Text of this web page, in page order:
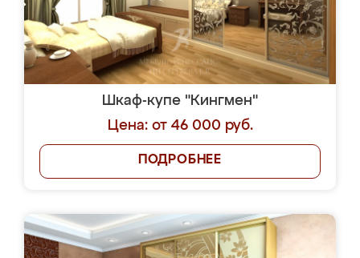
Шкаф-купе "Кингмен"
Цена: от 46 000 руб.
ПОДРОБНЕЕ